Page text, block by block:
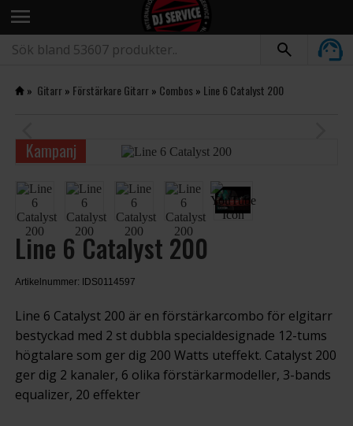
menu
» Gitarr» Förstärkare Gitarr» Combos » Line 6 Catalyst 200
Kampanj
Line 6 Catalyst 200
Artikelnummer: IDS0114597
Line 6 Catalyst 200 är en förstärkarcombo för elgitarr
bestyckad med 2 st dubbla specialdesignade 12-tums
högtalare som ger dig 200 Watts uteffekt. Catalyst 200
ger dig 2 kanaler, 6 olika förstärkarmodeller, 3-bands
equalizer, 20 effekter